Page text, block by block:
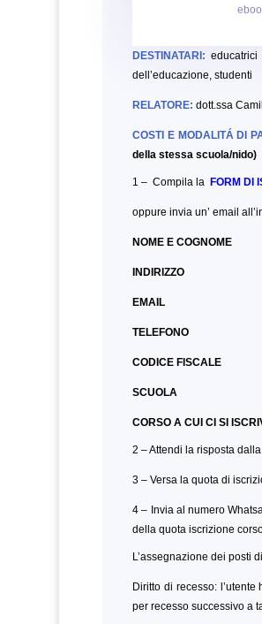
DESTINATARI:
dell’educazione,studenti
RELATORE: dott.ssa
COSTI E MODALITÁ DI
della stessa scuola/nido)
1 – Compila laFORM DI
oppure invia un’ email
NOME E COGNOME
INDIRIZZO
EMAIL
TELEFONO
CODICE FISCALE
SCUOLA
CORSO A CUI CI SI
2 – Attendi la risposta
3 – Versa la quota di
4 – Invia al numero
della quota iscrizione
L’assegnazione dei posti
Diritto di recesso:
per recesso successivo a